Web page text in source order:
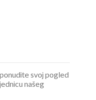
svoj pogled
našeg